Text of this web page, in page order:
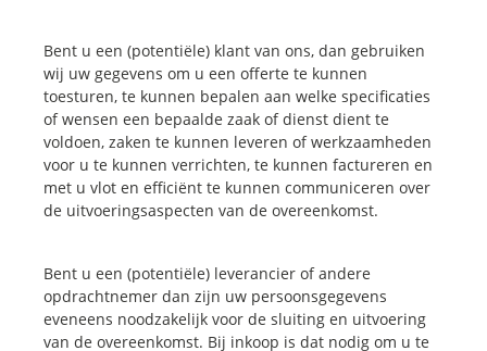
Bent u een (potentiële) klant van ons, dan gebruiken
wij uw gegevens om u een offerte te kunnen
toesturen, te kunnen bepalen aan welke specificaties
of wensen een bepaalde zaak of dienst dient te
voldoen, zaken te kunnen leveren of werkzaamheden
voor u te kunnen verrichten, te kunnen factureren en
met u vlot en efficiënt te kunnen communiceren over
de uitvoeringsaspecten van de overeenkomst.
Bent u een (potentiële) leverancier of andere
opdrachtnemer dan zijn uw persoonsgegevens
eveneens noodzakelijk voor de sluiting en uitvoering
van de overeenkomst. Bij inkoop is dat nodig om u te